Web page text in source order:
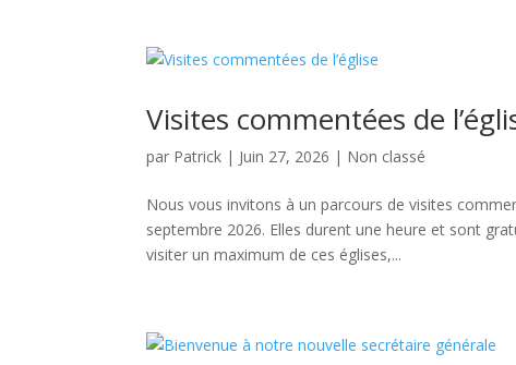
Visites commentées de
par Patrick | Juin 27, 2026 | Non classé
Nous vous invitons à un parcours de visites
septembre 2026. Elles durent une heure et sont
visiter un maximum de ces églises,...